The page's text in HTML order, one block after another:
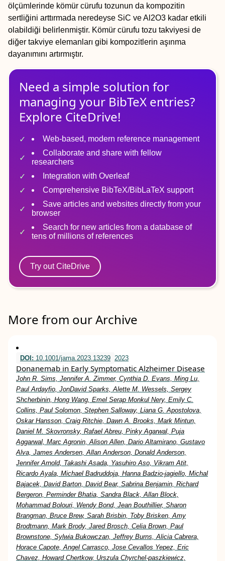
ölçümlerinde kömür cürufu tozunun da kompozitin
sertliğini arttırmada neredeyse SiC ve Al2O3 kadar etkili
olabildiği belirlenmiştir. Kömür cürufu tozu takviyesi de
diğer takviye elemanları gibi kompozitlerin aşınma
dayanımını artırmıştır.
Need a simple solution for
managing your BibTeX entries?
Explore CiteDrive!
Web-based, modern reference management
Collaborate and share with fellow
researchers
Integration with Overleaf
Comprehensive BibTeX/BibLaTeX support
Save articles and websites directly from your
browser
Search for new articles from a database of
tens of millions of references
Try out CiteDrive
More from our Archive
DOI: 10.1001/jama.2023.13239 2023
Donanemab in Early Symptomatic Alzheimer Disease
John R. Sims, Jennifer A. Zimmer, Cynthia D. Evans, Ming Lu,
Paul Ardayfio, JonDavid Sparks, Alette M. Wessels, Sergey
Shcherbinin, Hong Wang, Emel Serap Monkul Nery, Emily C.
Collins, Paul Solomon, Stephen Salloway, Liana G. Apostolova,
Oskar Hansson, Craig Ritchie, Dawn A. Brooks, Mark Mintun,
Daniel M. Skovronsky, Rafael Abreu, Pinky Agarwal, Puja
Aggarwal, Marc Agronin, Alison Allen, Dario Altamirano, Gustavo
Alva, James Andersen, Allan Anderson, Donald Anderson,
Jennifer Arnold, Takashi Asada, Yasuhiro Aso, Vikram Atit,
Ricardo Ayala, Michael Badruddoja, Hanna Badzio-jagiello, Michal
Bajacek, David Barton, David Bear, Sabrina Benjamin, Richard
Bergeron, Perminder Bhatia, Sandra Black, Allan Block,
Mohammad Bolouri, Wendy Bond, Jean Bouthillier, Sharon
Brangman, Bruce Brew, Sarah Brisbin, Toby Brisken, Amy
Brodtmann, Mark Brody, Jared Brosch, Celia Brown, Paul
Brownstone, Sylwia Bukowczan, Jeffrey Burns, Alicia Cabrera,
Horace Capote, Angel Carrasco, Jose Cevallos Yepez, Eric
Chavez, Howard Chertkow, Urszula Chyrchel-paszkiewicz,